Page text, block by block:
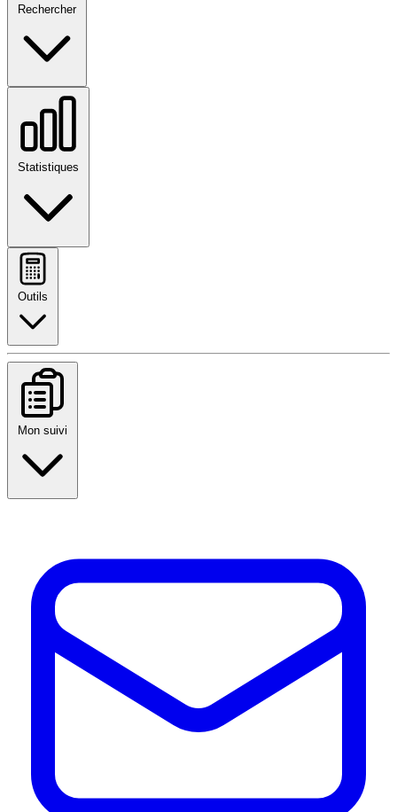
Rechercher
Statistiques
Outils
Mon suivi